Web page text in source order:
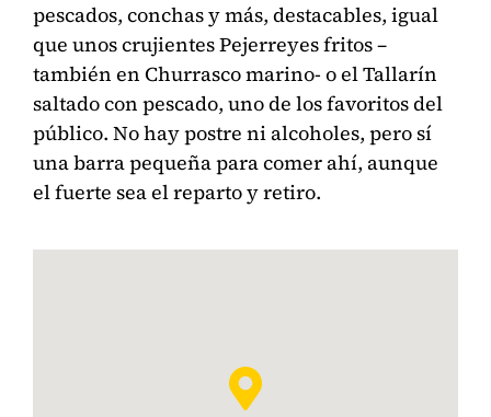
pescados, conchas y más, destacables, igual
que unos crujientes Pejerreyes fritos –
también en Churrasco marino- o el Tallarín
saltado con pescado, uno de los favoritos del
público. No hay postre ni alcoholes, pero sí
una barra pequeña para comer ahí, aunque
el fuerte sea el reparto y retiro.